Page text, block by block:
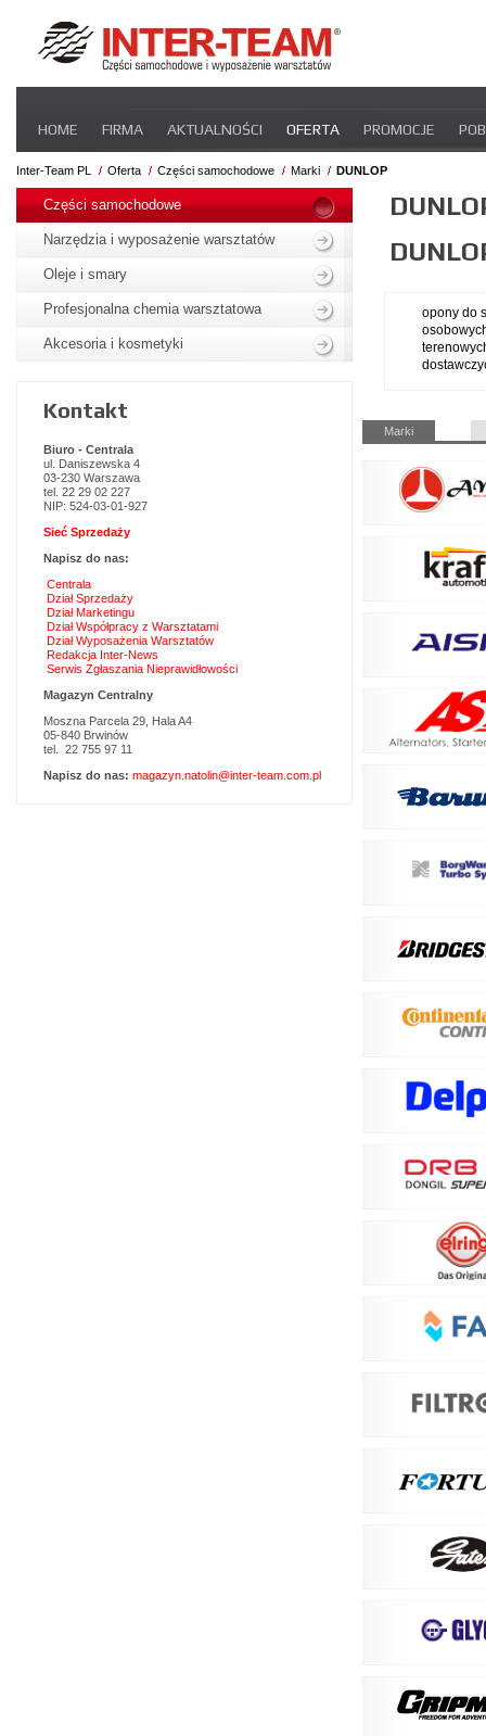
nawigacje
HOME FIRMA AKTUALNOŚCI OFERTA PROMOCJE
STREFA DLA PRZEWOŹNIKA CERTYFIKATY INTER-NEWS
Inter-Team PL Oferta Części samochodowe Marki DUNLOP
opony do
Pomiń
nawigacje
Marki
Pomiń
nawigacje
Części samochodowe
Narzędzia i wyposażenie warsztatów
Oleje i smary
Profesjonalna chemia warsztatowa
Akcesoria i kosmetyki
Kontakt
Biuro - Centrala
ul. Daniszewska 4
03-230 Warszawa
tel. 22 29 02 227
NIP: 524-03-01-927
Sieć Sprzedaży
Napisz do nas:
Centrala
Dział Sprzedaży
Dział Marketingu
Dział Współpracy z Warsztatami
Dział Wyposażenia Warsztatów
Redakcja Inter-News
Serwis Zgłaszania Nieprawidłowości
Magazyn Centralny
Moszna Parcela 29, Hala A4
05-840 Brwinów
tel. 22 755 97 11
Napisz do nas: magazyn.natolin@inter-team.com.pl